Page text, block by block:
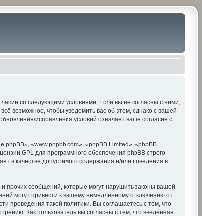
со следующими условиями. Если вы не согласны с ними,
возможное, чтобы уведомить вас об этом, однако с вашей
исправления условий означает ваше согласие с
«www.phpbb.com», «phpBB Limited», «phpBB
GPL для программного обеспечения phpBB строго
в качестве допустимого содержания и/или поведения в
прочих сообщений, которые могут нарушить законы вашей
могут привести к вашему немедленному отключению от
проведения такой политики. Вы соглашаетесь с тем, что
Как пользователь вы согласны с тем, что введённая